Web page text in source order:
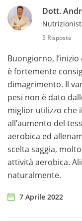
Dott.
5 Risposte
Buongiorno,
è fortemente
dimagrimento. Il
pesi non è dato
miglior utilizzo che
all’aumento del
aerobica ed
scelta saggia,
attività aerobica.
naturalmente.
7 Aprile 2022